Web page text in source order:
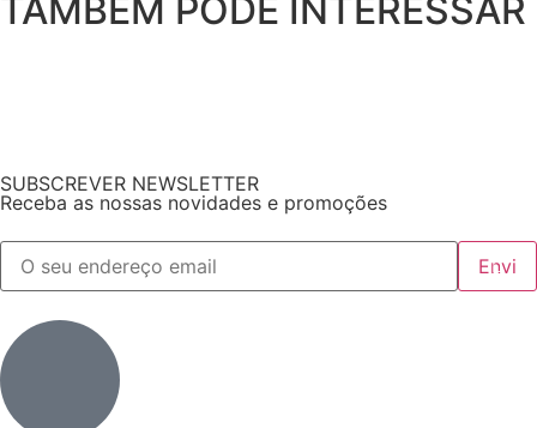
TAMBÉM PODE INTERESSAR
SUBSCREVER NEWSLETTER
Receba as nossas novidades e promoções